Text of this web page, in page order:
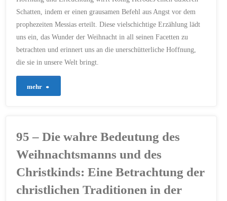
Jesus!
🎮
🎄"
Schatten, indem er einen grausamen Befehl aus Angst vor dem
prophezeiten Messias erteilt. Diese vielschichtige Erzählung lädt
uns ein, das Wunder der Weihnacht in all seinen Facetten zu
betrachten und erinnert uns an die unerschütterliche Hoffnung,
die sie in unsere Welt bringt.
mehr
und
ein
95 – Die wahre Bedeutung des
Weihnachtsmanns und des
Christkinds: Eine Betrachtung der
christlichen Traditionen in der